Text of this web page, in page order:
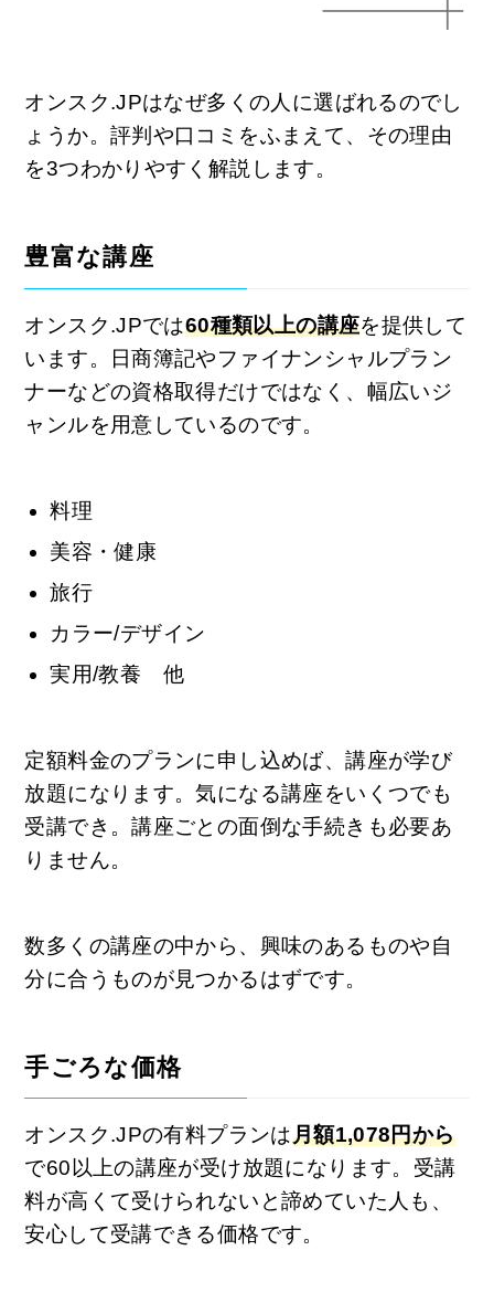
オンスク.JPはなぜ多くの人に選ばれるのでし
ょうか。評判や口コミをふまえて、その理由
を3つわかりやすく解説します。
豊富な講座
オンスク.JPでは60種類以上の講座を提供して
います。日商簿記やファイナンシャルプラン
ナーなどの資格取得だけではなく、幅広いジ
ャンルを用意しているのです。
料理
美容・健康
旅行
カラー/デザイン
実用/教養 他
定額料金のプランに申し込めば、講座が学び
放題になります。気になる講座をいくつでも
受講でき。講座ごとの面倒な手続きも必要あ
りません。
数多くの講座の中から、興味のあるものや自
分に合うものが見つかるはずです。
手ごろな価格
オンスク.JPの有料プランは月額1,078円から
で60以上の講座が受け放題になります。受講
料が高くて受けられないと諦めていた人も、
安心して受講できる価格です。